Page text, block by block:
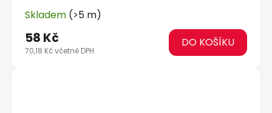
Skladem (>5 m)
70,18 Kč včetně DPH
58 Kč DO KOŠÍKU